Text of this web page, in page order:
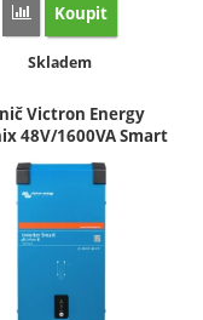
1200VA 48V' k
Přidat 'Měnič EPever
Koupit
Dostupnost:
Skladem
Victron Energy
48V/1600VA Smart